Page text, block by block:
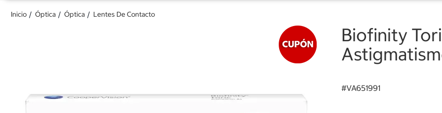
Inicio Óptica Óptica Lentes De Contacto
Biofinity
#VA651991